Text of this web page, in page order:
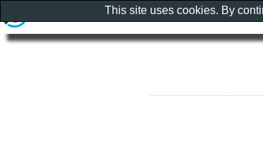
This site uses cookies. By